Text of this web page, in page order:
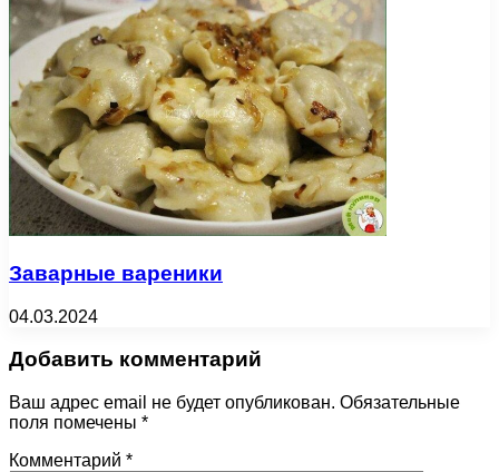
Заварные вареники
04.03.2024
Добавить комментарий
Ваш адрес email не будет опубликован. Обязательные
поля помечены *
Комментарий *